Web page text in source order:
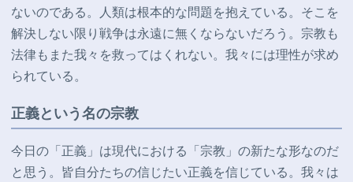
ないのである。人類は根本的な問題を抱えている。そこを
解決しない限り戦争は永遠に無くならないだろう。宗教も
法律もまた我々を救ってはくれない。我々には理性が求め
られている。
正義という名の宗教
今日の「正義」は現代における「宗教」の新たな形なのだ
と思う。皆自分たちの信じたい正義を信じている。我々は